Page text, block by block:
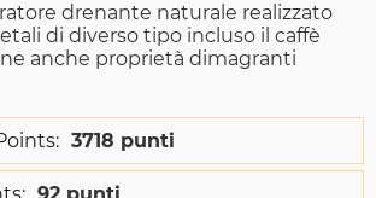
drenante naturale realizzato
di diverso tipo incluso il caffè
anche proprietà dimagranti
3718 punti